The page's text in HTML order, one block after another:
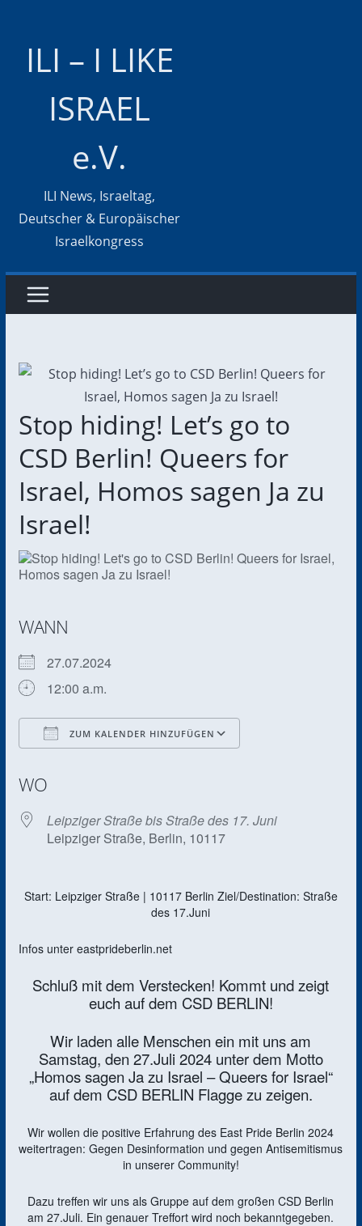
ILI – I LIKE
ISRAEL
e.V.
ILI News, Israeltag,
Deutscher & Europäischer
Israelkongress
Stop hiding! Let’s go to
CSD Berlin! Queers for
Israel, Homos sagen Ja zu
Israel!
WANN
27.07.2024
12:00 a.m.
ZUM KALENDER HINZUFÜGEN
WO
Leipziger Straße bis Straße des 17. Juni
Leipziger Straße, Berlin, 10117
Start: Leipziger Straße | 10117 Berlin Ziel/Destination: Straße
des 17.Juni
Infos unter eastprideberlin.net
Schluß mit dem Verstecken! Kommt und zeigt
euch auf dem CSD BERLIN!
Wir laden alle Menschen ein mit uns am
Samstag, den 27.Juli 2024 unter dem Motto
„Homos sagen Ja zu Israel – Queers for Israel“
auf dem CSD BERLIN Flagge zu zeigen.
Wir wollen die positive Erfahrung des East Pride Berlin 2024
weitertragen: Gegen Desinformation und gegen Antisemitismus
in unserer Community!
Dazu treffen wir uns als Gruppe auf dem großen CSD Berlin
am 27.Juli. Ein genauer Treffort wird noch bekanntgegeben.